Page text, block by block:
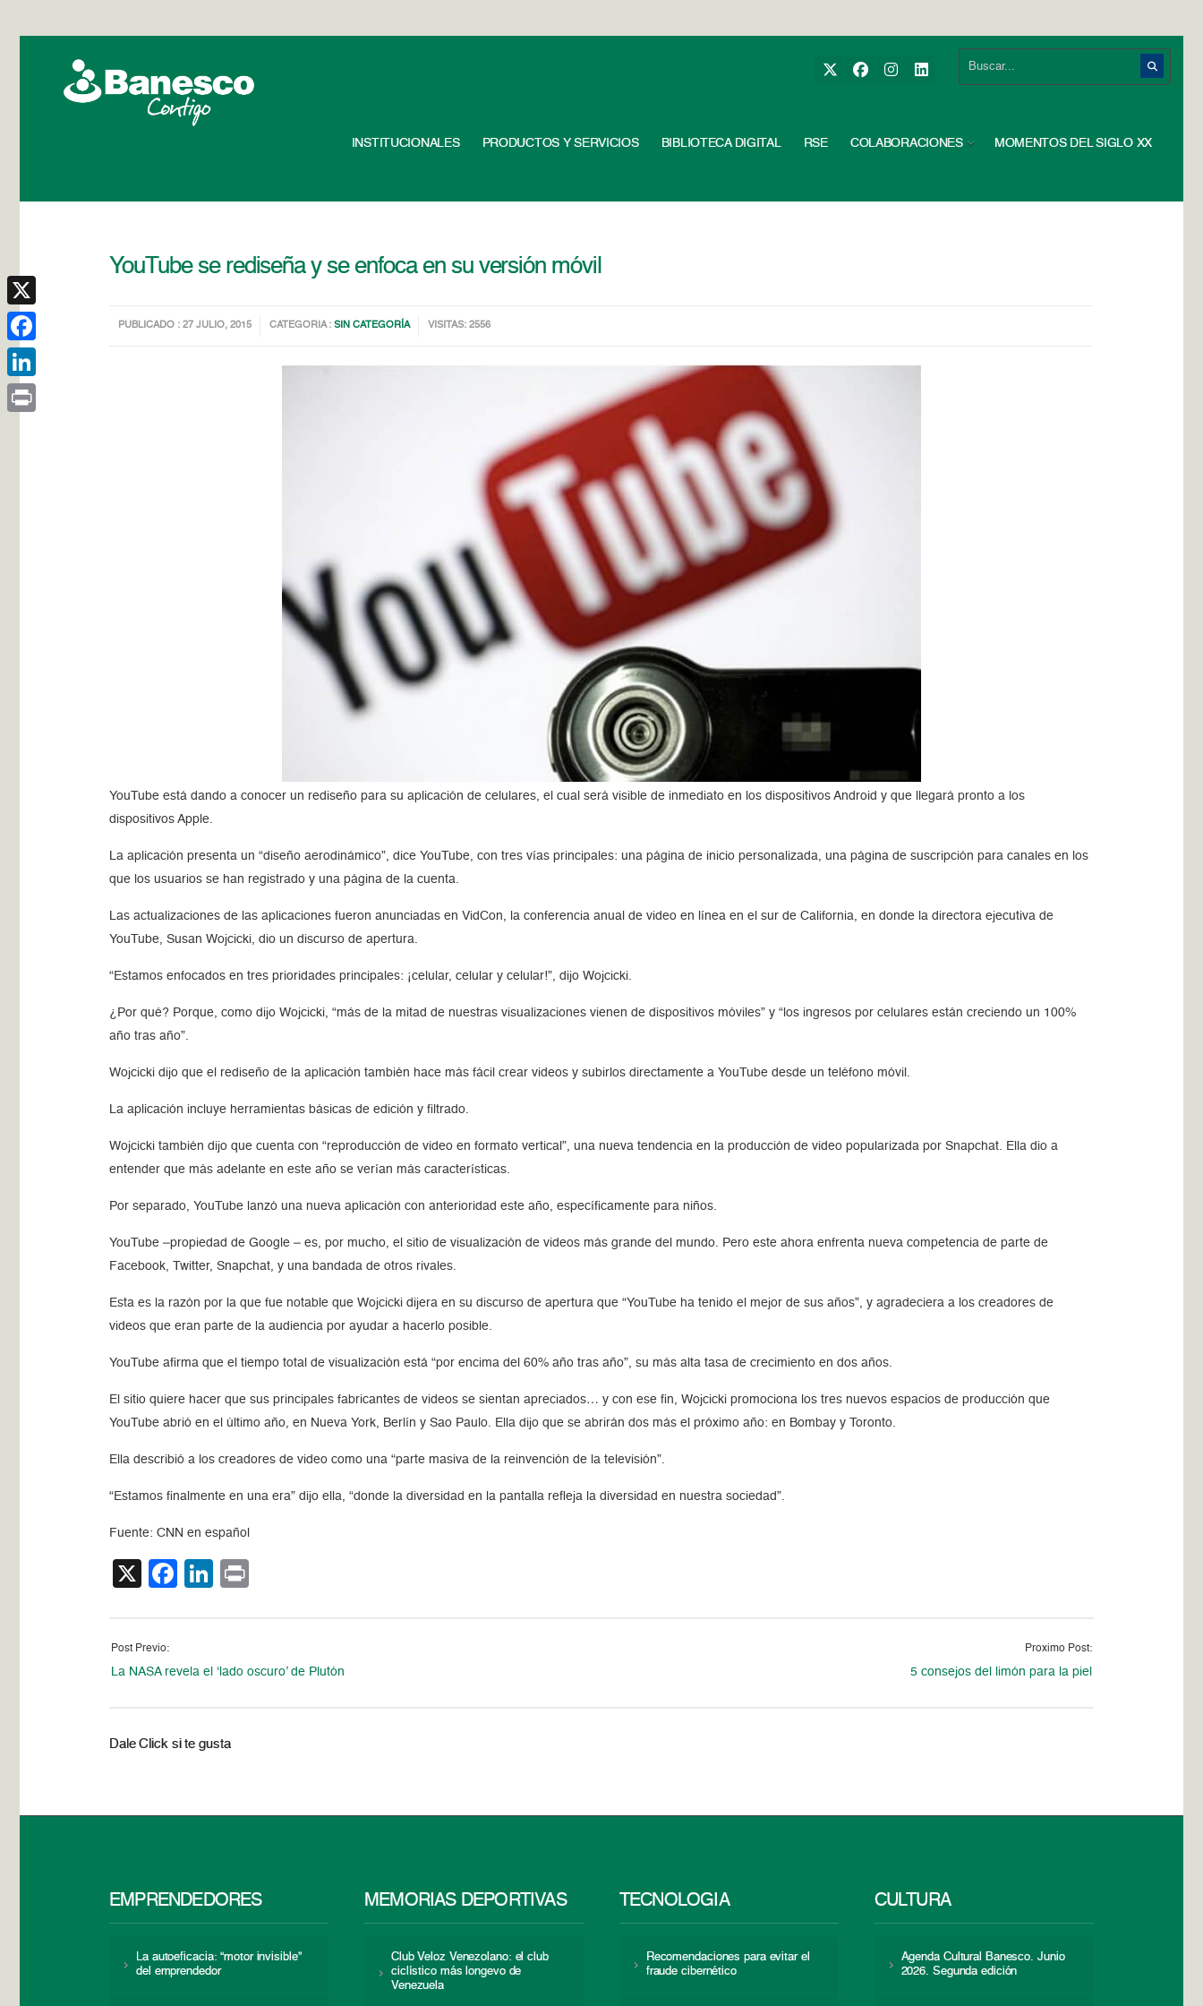
INSTITUCIONALES PRODUCTOS Y SERVICIOS BIBLIOTECA DIGITAL RSE COLABORACIONES MOMENTOS DEL SIGLO XX
YouTube se rediseña y se enfoca en su versión móvil
PUBLICADO : 27 JULIO, 2015 CATEGORIA :SIN CATEGORÍA VISITAS: 2556
YouTube está dando a conocer un rediseño para su aplicación de celulares, el cual será visible de inmediato en los dispositivos Android y que llegará pronto a los
dispositivos Apple.
La aplicación presenta un “diseño aerodinámico”, dice YouTube, con tres vías principales: una página de inicio personalizada, una página de suscripción para canales en los
que los usuarios se han registrado y una página de la cuenta.
Las actualizaciones de las aplicaciones fueron anunciadas en VidCon, la conferencia anual de video en línea en el sur de California, en donde la directora ejecutiva de
YouTube, Susan Wojcicki, dio un discurso de apertura.
“Estamos enfocados en tres prioridades principales: ¡celular, celular y celular!”, dijo Wojcicki.
¿Por qué? Porque, como dijo Wojcicki, “más de la mitad de nuestras visualizaciones vienen de dispositivos móviles” y “los ingresos por celulares están creciendo un 100%
año tras año”.
Wojcicki dijo que el rediseño de la aplicación también hace más fácil crear videos y subirlos directamente a YouTube desde un teléfono móvil.
La aplicación incluye herramientas básicas de edición y filtrado.
Wojcicki también dijo que cuenta con “reproducción de video en formato vertical”, una nueva tendencia en la producción de video popularizada por Snapchat. Ella dio a
entender que más adelante en este año se verían más características.
Por separado, YouTube lanzó una nueva aplicación con anterioridad este año, específicamente para niños.
YouTube –propiedad de Google – es, por mucho, el sitio de visualización de videos más grande del mundo. Pero este ahora enfrenta nueva competencia de parte de
Facebook, Twitter, Snapchat, y una bandada de otros rivales.
Esta es la razón por la que fue notable que Wojcicki dijera en su discurso de apertura que “YouTube ha tenido el mejor de sus años”, y agradeciera a los creadores de
videos que eran parte de la audiencia por ayudar a hacerlo posible.
YouTube afirma que el tiempo total de visualización está “por encima del 60% año tras año”, su más alta tasa de crecimiento en dos años.
El sitio quiere hacer que sus principales fabricantes de videos se sientan apreciados… y con ese fin, Wojcicki promociona los tres nuevos espacios de producción que
YouTube abrió en el último año, en Nueva York, Berlín y Sao Paulo. Ella dijo que se abrirán dos más el próximo año: en Bombay y Toronto.
Ella describió a los creadores de video como una “parte masiva de la reinvención de la televisión”.
“Estamos finalmente en una era” dijo ella, “donde la diversidad en la pantalla refleja la diversidad en nuestra sociedad”.
Fuente: CNN en español
X Facebook
LinkedIn
Post Previo:
La NASA revela el ‘lado oscuro’ de Plutón
Proximo Post:
5 consejos del limón para la piel
Dale Click si te gusta
EMPRENDEDORES
La autoeficacia: “motor invisible”
del emprendedor
MEMORIAS DEPORTIVAS
Club Veloz Venezolano: el club
ciclístico más longevo de
Venezuela
TECNOLOGÍA
Recomendaciones para evitar el
fraude cibernético
CULTURA
Agenda Cultural Banesco. Junio
2026. Segunda edición
X
Facebook
LinkedIn